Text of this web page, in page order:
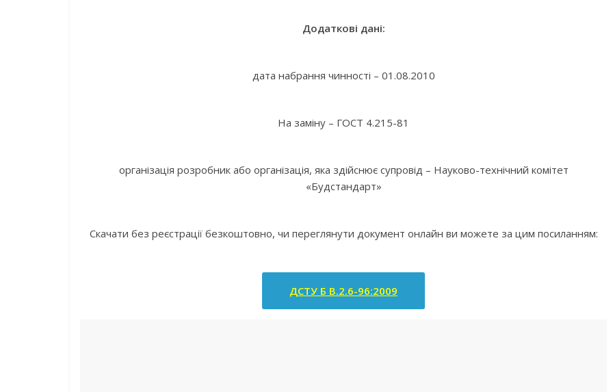
Додаткові дані:
дата набрання чинності – 01.08.2010
На заміну – ГОСТ 4.215-81
організація розробник або організація, яка здійснює супровід – Науково-технічний комітет
«Будстандарт»
Скачати без реєстрації безкоштовно, чи переглянути документ онлайн ви можете за цим посиланням:
ДСТУ Б В.2.6-96:2009